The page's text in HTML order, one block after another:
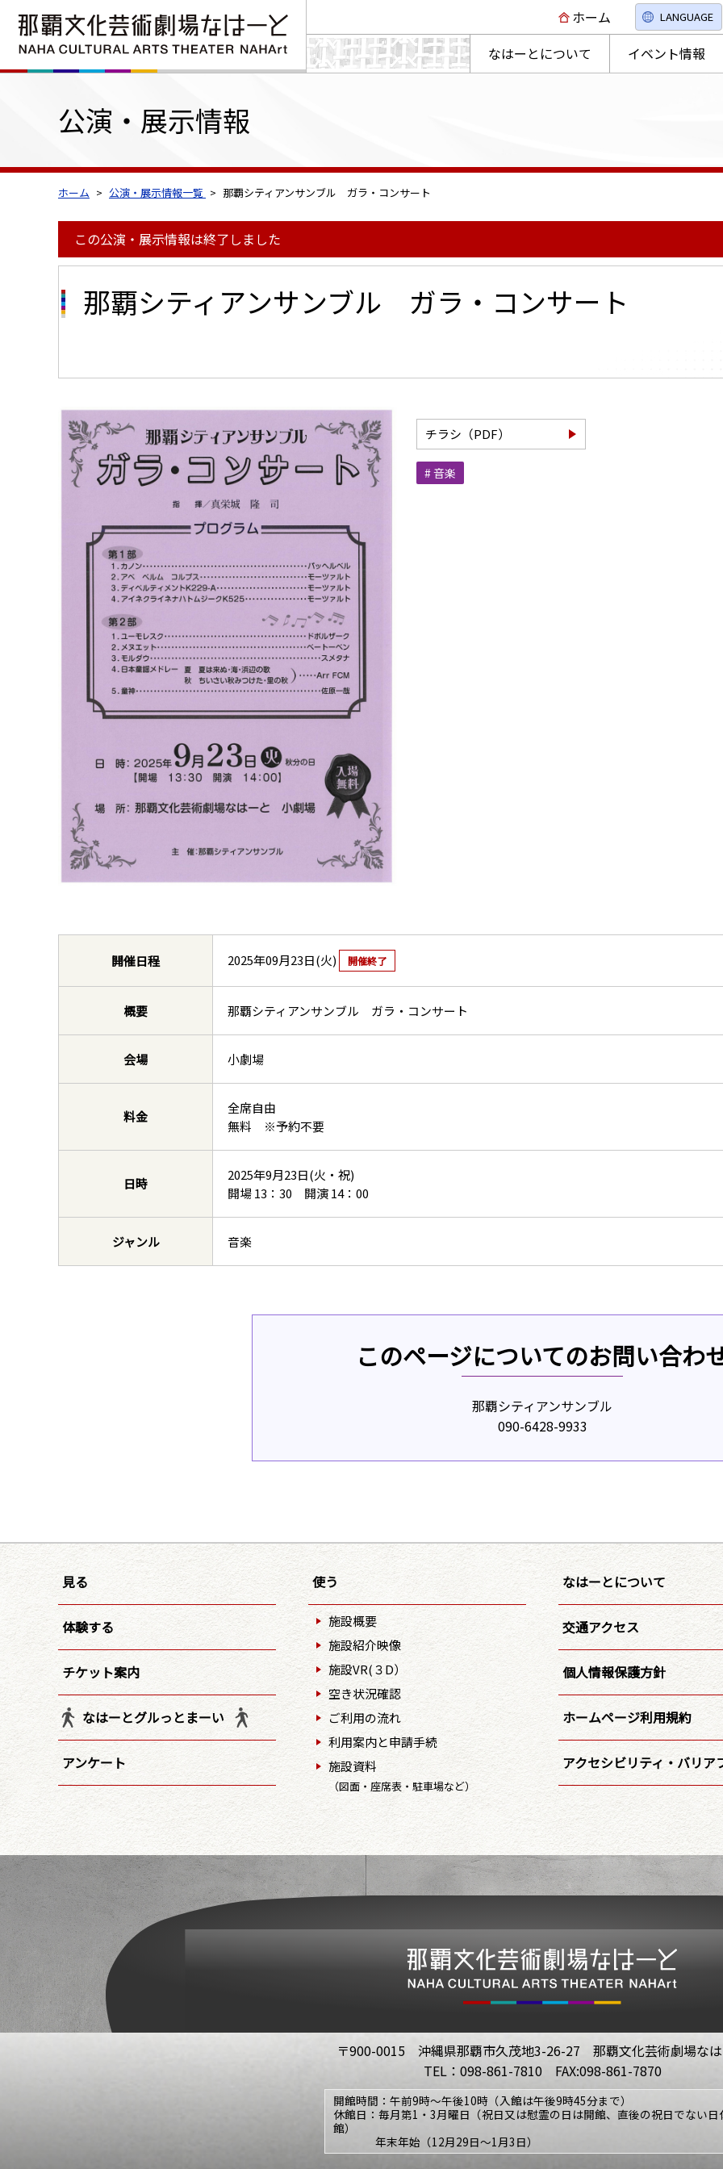
ホーム LANGUAGE
なはーとについて イベント情報
公演・展示情報
ホーム 公演・展示情報一覧 那覇シティアンサンブル ガラ・コンサート
この公演・展示情報は終了しました
那覇シティアンサンブル ガラ・コンサート
チラシ（PDF）
# 音楽
開催日程 2025年09月23日(火) 開催終了
概要 那覇シティアンサンブル ガラ・コンサート
会場 小劇場
料金
全席自由
無料 ※予約不要
日時
2025年9月23日(火・祝)
開場 13：30 開演 14：00
ジャンル 音楽
このページについてのお問い合わ
那覇シティアンサンブル
090-6428-9933
見る
体験する
チケット案内
なはーとグルっとまーい
アンケート
使う
施設概要
施設紹介映像
施設VR(３D）
空き状況確認
ご利用の流れ
利用案内と申請手続
施設資料
（図面・座席表・駐車場など）
なはーとについて
交通アクセス
個人情報保護方針
ホームページ利用規約
アクセシビリティ・バリア
〒900-0015 沖縄県那覇市久茂地3-26-27 那覇文化芸術劇場な
TEL：098-861-7810 FAX:098-861-7870
開館時間：午前9時～午後10時（入館は午後9時45分まで）
休館日：毎月第1・3月曜日（祝日又は慰霊の日は開館、直後の祝日でない日
館）
年末年始（12月29日～1月3日）